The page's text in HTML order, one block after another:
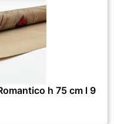
h 75 cm l 9